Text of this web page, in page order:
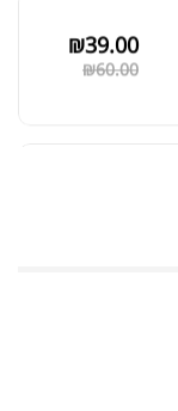
₪60.00
₪39.00